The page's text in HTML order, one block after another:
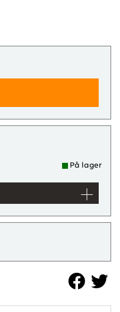
På lager